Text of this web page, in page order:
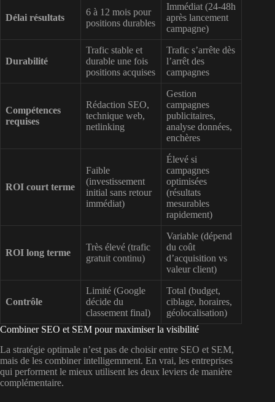
Délai résultats
6 à 12 mois pour
positions durables
Immédiat (24-48h
après lancement
campagne)
Durabilité
Trafic stable et
durable une fois
positions acquises
Trafic s’arrête dès
l’arrêt des
campagnes
Compétences
requises
Rédaction SEO,
technique web,
netlinking
Gestion
campagnes
publicitaires,
analyse données,
enchères
ROI court terme
Faible
(investissement
initial sans retour
immédiat)
Élevé si
campagnes
optimisées
(résultats
mesurables
rapidement)
ROI long terme
Très élevé (trafic
gratuit continu)
Variable (dépend
du coût
d’acquisition vs
valeur client)
Contrôle
Limité (Google
décide du
classement final)
Total (budget,
ciblage, horaires,
géolocalisation)
Combiner SEO et SEM pour maximiser la visibilité
La stratégie optimale n’est pas de choisir entre SEO et SEM,
mais de les combiner intelligemment. En vrai, les entreprises
qui performent le mieux utilisent les deux leviers de manière
complémentaire.